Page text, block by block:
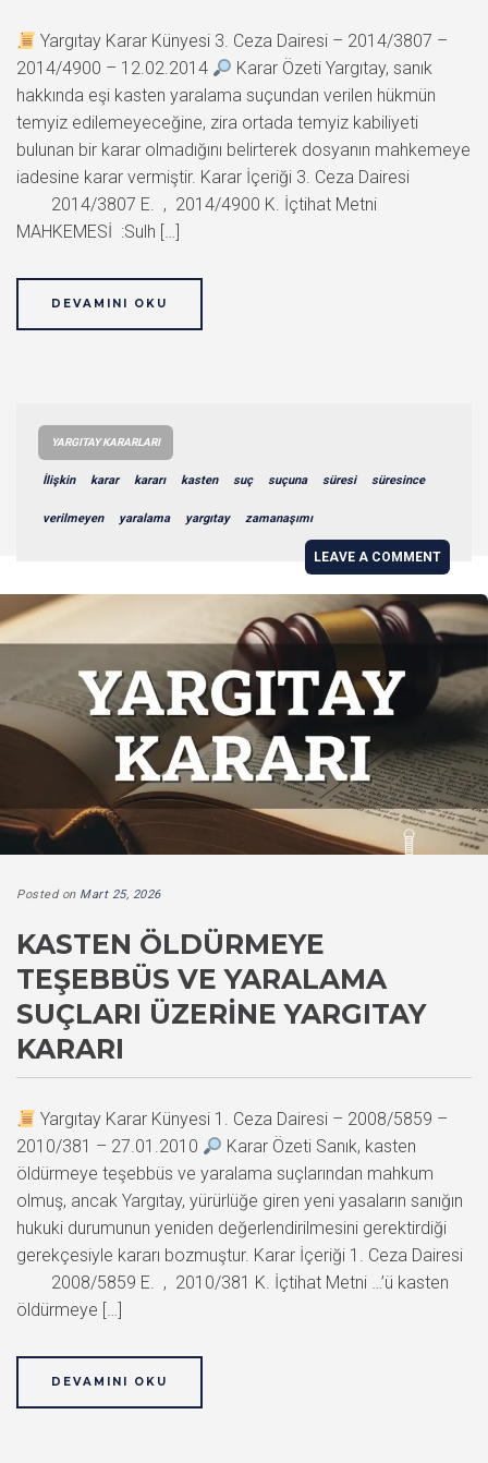
Yargıtay Karar Künyesi 3. Ceza Dairesi – 2014/3807 –
2014/4900 – 12.02.2014
Karar Özeti Yargıtay, sanık
hakkında eşi kasten yaralama suçundan verilen hükmün
temyiz edilemeyeceğine, zira ortada temyiz kabiliyeti
bulunan bir karar olmadığını belirterek dosyanın mahkemeye
iadesine karar vermiştir. Karar İçeriği 3. Ceza Dairesi
2014/3807 E. , 2014/4900 K. İçtihat Metni
MAHKEMESİ :Sulh […]
DEVAMINI OKU
YARGITAY KARARLARI
İlişkin karar kararı kasten suç suçuna süresi süresince
verilmeyen yaralama yargıtay zamanaşımı
LEAVE A COMMENT
Posted on Mart 25, 2026
KASTEN ÖLDÜRMEYE
TEŞEBBÜS VE YARALAMA
SUÇLARI ÜZERINE YARGITAY
KARARI
Yargıtay Karar Künyesi 1. Ceza Dairesi – 2008/5859 –
2010/381 – 27.01.2010
Karar Özeti Sanık, kasten
öldürmeye teşebbüs ve yaralama suçlarından mahkum
olmuş, ancak Yargıtay, yürürlüğe giren yeni yasaların sanığın
hukuki durumunun yeniden değerlendirilmesini gerektirdiği
gerekçesiyle kararı bozmuştur. Karar İçeriği 1. Ceza Dairesi
2008/5859 E. , 2010/381 K. İçtihat Metni …’ü kasten
öldürmeye […]
DEVAMINI OKU